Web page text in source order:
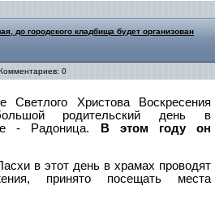
до городского кладбища будет организован
0
Христова Воскресения
родительский день в
- Радоница.
В этом году он
в этот день в храмах проводят
принято посещать места